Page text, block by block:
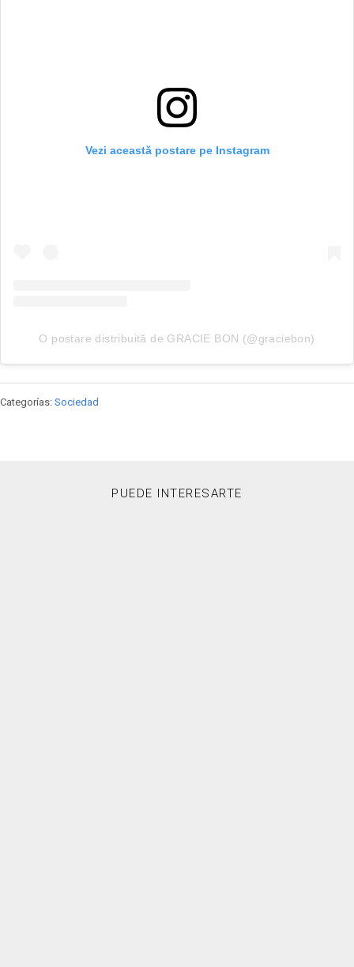
Vezi această postare pe Instagram
O postare distribuită de GRACIE BON (@graciebon)
Categorías: Sociedad
PUEDE INTERESARTE